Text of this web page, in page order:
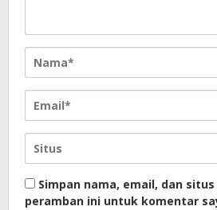
Simpan nama, email, dan
peramban ini untuk komentar